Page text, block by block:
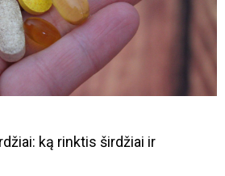
ką rinktis širdžiai ir